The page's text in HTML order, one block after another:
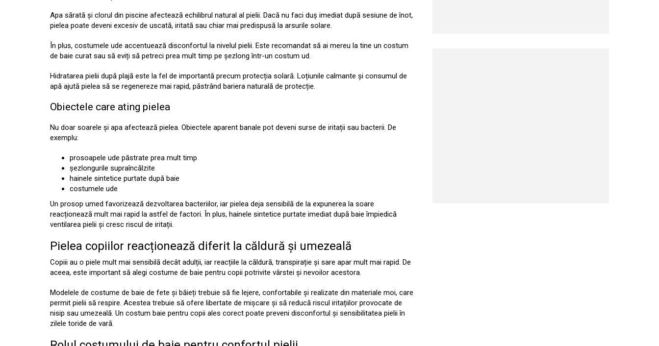
Apa sărată și clorul din piscine afectează echilibrul natural al pielii. Dacă nu faci duș imediat după sesiune de înot,
pielea poate deveni excesiv de uscată, iritată sau chiar mai predispusă la arsurile solare.
În plus, costumele ude accentuează disconfortul la nivelul pielii. Este recomandat să ai mereu la tine un costum
de baie curat sau să eviți să petreci prea mult timp pe șezlong într-un costum ud.
Hidratarea pielii după plajă este la fel de importantă precum protecția solară. Loțiunile calmante și consumul de
apă ajută pielea să se regenereze mai rapid, păstrând bariera naturală de protecție.
Obiectele care ating pielea
Nu doar soarele și apa afectează pielea. Obiectele aparent banale pot deveni surse de iritații sau bacterii. De
exemplu:
prosoapele ude păstrate prea mult timp
șezlongurile supraîncălzite
hainele sintetice purtate după baie
costumele ude
Un prosop umed favorizează dezvoltarea bacteriilor, iar pielea deja sensibilă de la expunerea la soare
reacționează mult mai rapid la astfel de factori. În plus, hainele sintetice purtate imediat după baie împiedică
ventilarea pielii și cresc riscul de iritații.
Pielea copiilor reacționează diferit la căldură și umezeală
Copiii au o piele mult mai sensibilă decât adulții, iar reacțiile la căldură, transpirație și sare apar mult mai rapid. De
aceea, este important să alegi costume de baie pentru copii potrivite vârstei și nevoilor acestora.
Modelele de costume de baie de fete și băieți trebuie să fie lejere, confortabile și realizate din materiale moi, care
permit pielii să respire. Acestea trebuie să ofere libertate de mișcare și să reducă riscul iritațiilor provocate de
nisip sau umezeală. Un costum baie pentru copii ales corect poate preveni disconfortul și sensibilitatea pielii în
zilele toride de vară.